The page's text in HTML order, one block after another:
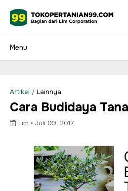
Artikel / Lainnya
Cara Budidaya
Lim • Juli 09, 2017